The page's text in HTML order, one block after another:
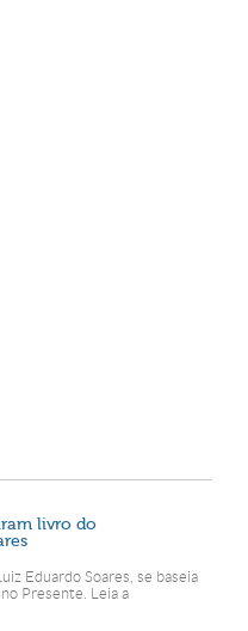
livro do
Eduardo Soares, se baseia
Presente. Leia a